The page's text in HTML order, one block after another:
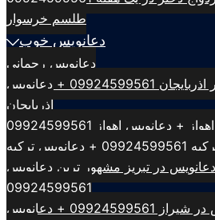
طلسم خرسوار
دعانویس خوب
دعانویس رحمانی
دعانویس در اذربایجان 09924599561 + دعانویس
اذربایجان
دعانویس اهواز 09924599561
ترکیه
دعانویس در تبریز مشهور ترین دعانویس
09924599561
دعانویس در شیراز 09924599561 + دعانویس